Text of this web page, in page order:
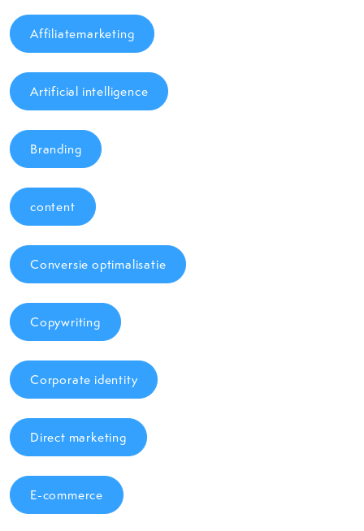
Affiliatemarketing
Artificial intelligence
Branding
content
Conversie optimalisatie
Copywriting
Corporate identity
Direct marketing
E-commerce